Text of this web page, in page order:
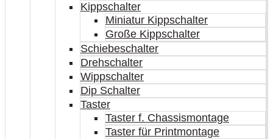
Kippschalter
Miniatur Kippschalter
Große Kippschalter
Schiebeschalter
Drehschalter
Wippschalter
Dip Schalter
Taster
Taster f. Chassismontage
Taster für Printmontage